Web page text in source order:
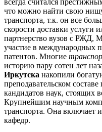
что можно найти свою
транспорта, т.к. он все
скорости доставки услуги
партнерство вузов с РЖД,
участие в международных
патентов. Многие
историю пару сотен лет
Иркутска накопили
преподавательском
кандидатов наук, стоящих
Крупнейшим научным
транспорта. Она включает
кафедр.